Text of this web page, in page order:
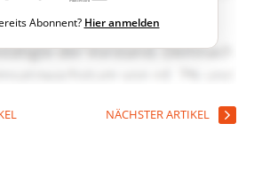
Abonnent? Hier anmelden
NÄCHSTER ARTIKEL